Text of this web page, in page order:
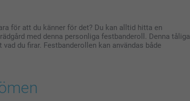
för att du känner för det? Du kan alltid hitta en
med denna personliga festbanderoll. Denna tåliga
du firar. Festbanderollen kan användas både